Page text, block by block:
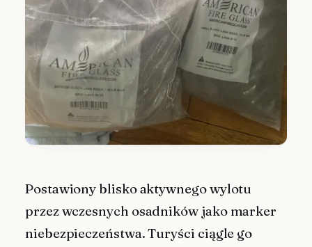
Postawiony blisko aktywnego wylotu
przez wczesnych osadników jako marker
niebezpieczeństwa. Turyści ciągle go